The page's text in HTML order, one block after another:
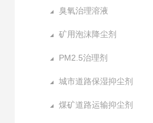
臭氧治理溶液
矿用泡沫降尘剂
PM2.5治理剂
城市道路保湿抑尘剂
煤矿道路运输抑尘剂